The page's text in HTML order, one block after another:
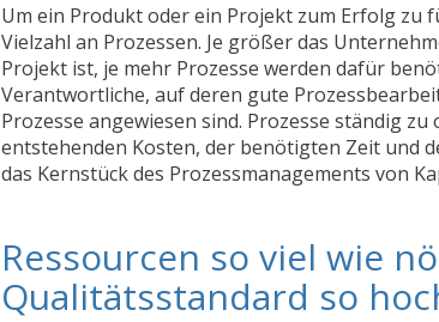
Um ein Produkt oder ein Projekt zum Erfolg zu
Vielzahl an Prozessen. Je größer das
Projekt ist, je mehr Prozesse werden dafür
Verantwortliche, auf deren gute
Prozesse angewiesen sind. Prozesse ständig
entstehenden Kosten, der benötigten Zeit und
das Kernstück des Prozessmanagements von
Ressourcen so viel wie
Qualitätsstandard so